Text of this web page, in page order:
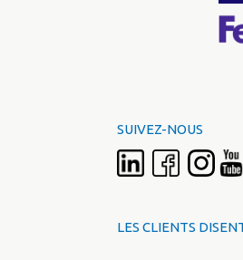
SUIVEZ-NOUS
LES CLIENTS